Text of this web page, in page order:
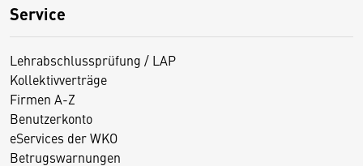
Service
Lehrabschlussprüfung / LAP
Kollektivverträge
Firmen A-Z
Benutzerkonto
eServices der WKO
Betrugswarnungen